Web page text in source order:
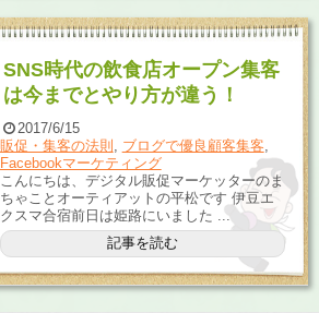
SNS時代の飲食店オープン集客
は今までとやり方が違う！
2017/6/15
販促・集客の法則
ブログで優良顧客集客
Facebookマーケティング
こんにちは、デジタル販促マーケッターのま
ちゃことオーティアットの平松です 伊豆エ
クスマ合宿前日は姫路にいました ...
記事を読む